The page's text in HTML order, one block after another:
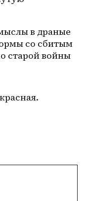
в драные
со сбитым
старой войны